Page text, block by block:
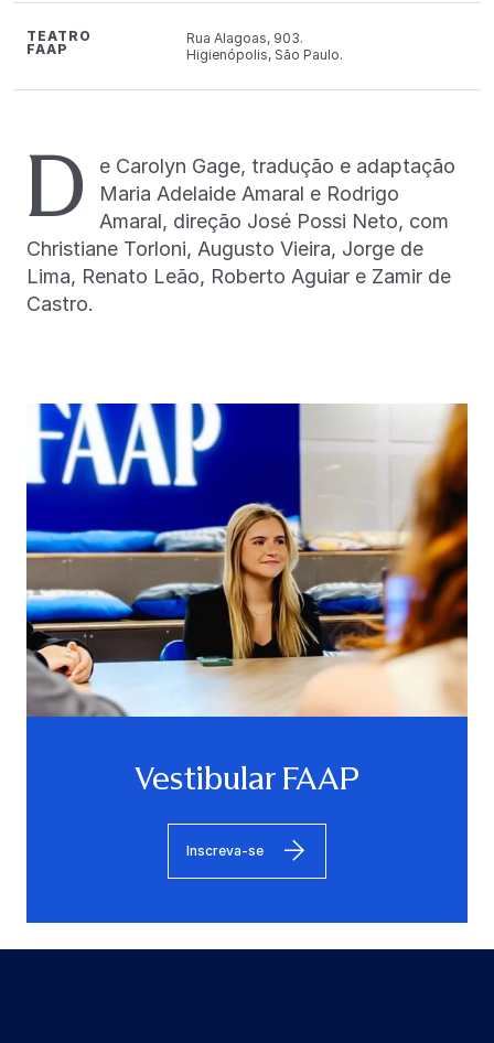
TEATRO
FAAP
Rua Alagoas, 903.
Higienópolis, São Paulo.
D
e Carolyn Gage, tradução e adaptação
Maria Adelaide Amaral e Rodrigo
Amaral, direção José Possi Neto, com
Christiane Torloni, Augusto Vieira, Jorge de
Lima, Renato Leão, Roberto Aguiar e Zamir de
Castro.
Vestibular FAAP
Inscreva-se